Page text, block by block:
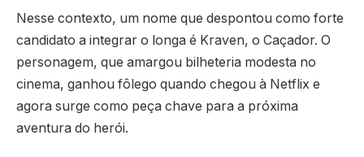
Nesse contexto, um nome que despontou como forte
candidato a integrar o longa é Kraven, o Caçador. O
personagem, que amargou bilheteria modesta no
cinema, ganhou fôlego quando chegou à Netflix e
agora surge como peça chave para a próxima
aventura do herói.